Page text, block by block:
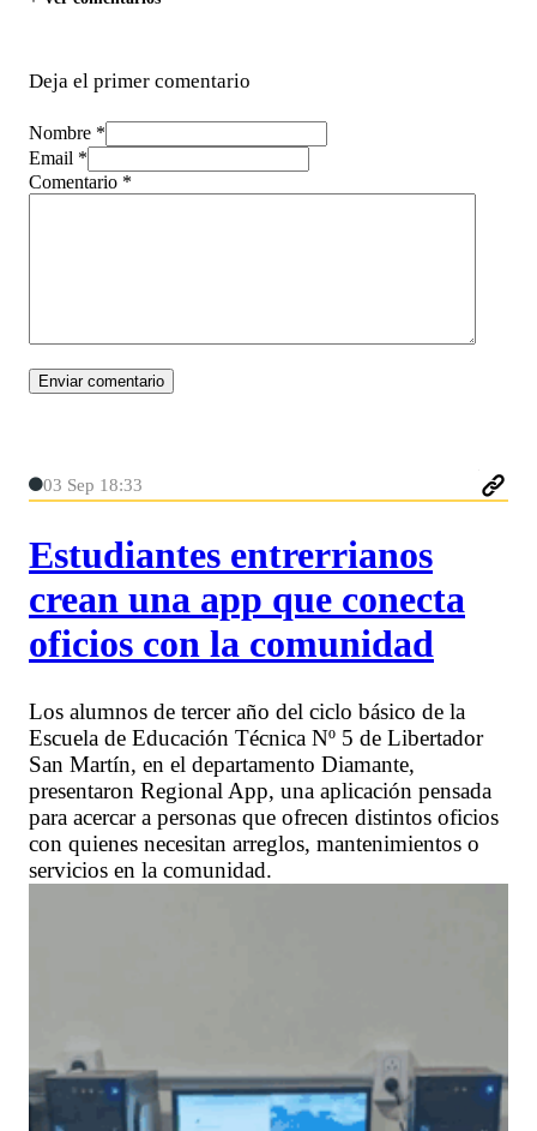
Deja el primer comentario
Nombre *
Email *
Comentario *
03 Sep 18:33
Estudiantes entrerrianos
crean una app que conecta
oficios con la comunidad
Los alumnos de tercer año del ciclo básico de la
Escuela de Educación Técnica Nº 5 de Libertador
San Martín, en el departamento Diamante,
presentaron Regional App, una aplicación pensada
para acercar a personas que ofrecen distintos oficios
con quienes necesitan arreglos, mantenimientos o
servicios en la comunidad.